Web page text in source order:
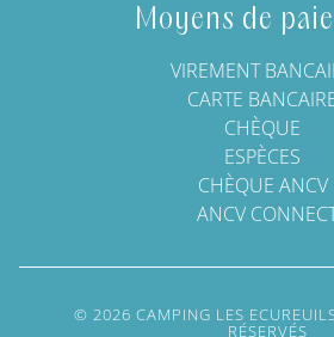
Moyens de
VIREMENT
CARTE
CHÈQUE
ESPÈCES
CHÈQUE ANCV
ANCV
© 2026 CAMPING LES
RÉSERVÉS